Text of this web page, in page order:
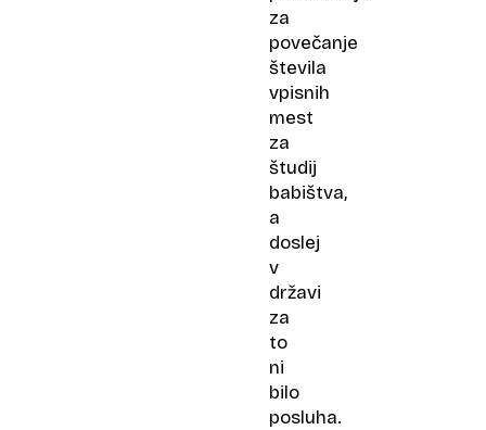
za
povečanje
števila
vpisnih
mest
za
študij
babištva,
a
doslej
v
državi
za
to
ni
bilo
posluha.